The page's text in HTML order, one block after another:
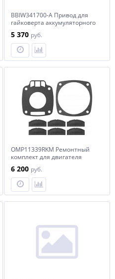
BBIW341700-A Привод для
гайковерта аккумуляторного
5 370 руб.
OMP11339RKM Ремонтный
комплект для двигателя
OMP11339/OMP11339L
6 200 руб.